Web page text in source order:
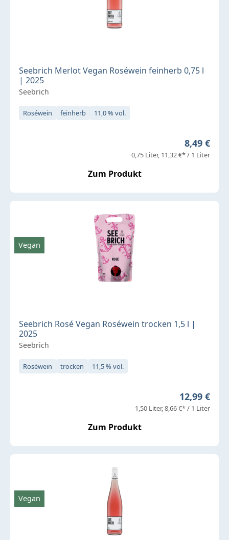
Seebrich Merlot Vegan Roséwein feinherb 0,75 l
| 2025
Seebrich
Roséwein feinherb 11,0 % vol.
Regulärer
8,49 €
0,75 Liter 11,32 €* / 1 Liter
Zum Produkt
Seebrich Rosé Vegan Roséwein trocken 1,5 l |
2025
Seebrich
Roséwein trocken 11,5 % vol.
Regulärer
12,99 €
1,50 Liter 8,66 €* / 1 Liter
Zum Produkt
Vegan
Vegan